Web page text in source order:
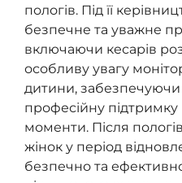
пологів. Під її
безпечне та уважне
включаючи кесарів
особливу увагу
дитини, забезпечуючи
професійну
моменти. Після
жінок у період
безпечно та